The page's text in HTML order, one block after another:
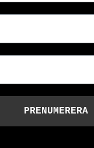
PRENUMERERA